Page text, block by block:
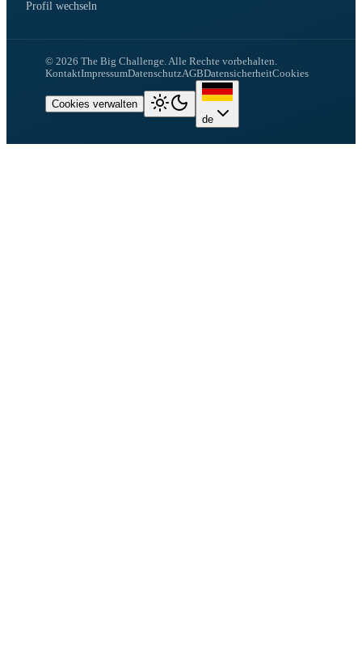
Profil wechseln
© 2026 The Big Challenge.Alle Rechte vorbehalten.
KontaktImpressumDatenschutzAGBDatensicherheitCookies
Cookies verwalten
de